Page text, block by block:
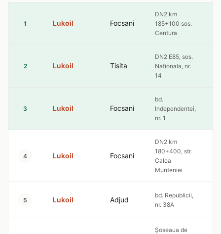
1 Lukoil Focsani
DN2 km
185+100 sos.
Centura
2 Lukoil Tisita
DN2 E85, sos.
Nationala, nr.
14
3 Lukoil Focsani
bd.
Independentei,
nr. 1
4 Lukoil Focsani
DN2 km
180+400, str.
Calea
Munteniei
5 Lukoil Adjud
bd. Republicii,
nr. 38A
Şoseaua de